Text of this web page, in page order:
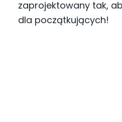
zaprojektowany tak,
dla początkujących!